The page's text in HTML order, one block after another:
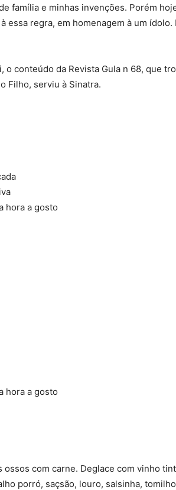
família e minhas invenções. Porém
essa regra, em homenagem à um ídolo.
o conteúdo da Revista Gula n 68, que
Filho, serviu à Sinatra.
hora a gosto
hora a gosto
ossos com carne. Deglace com vinho
porró, saçsão, louro, salsinha,